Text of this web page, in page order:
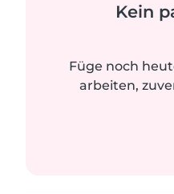
Kein
Füge noch
arbeiten,